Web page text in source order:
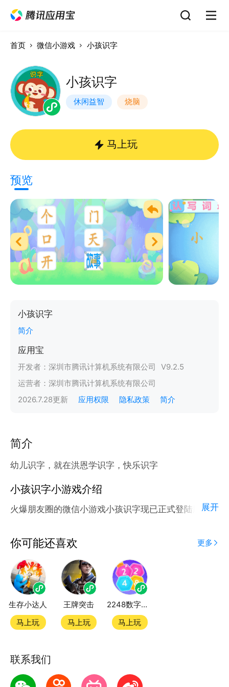
首页 微信小游戏 小孩识字
小孩识字
休闲益智 烧脑
马上玩
预览
小孩识字
简介
应用宝
开发者： 深圳市腾讯计算机系统有限公司 V9.2.5
运营者： 深圳市腾讯计算机系统有限公司
2026.7.28更新 应用权限 隐私政策 简介
简介
幼儿识字，就在洪恩学识字，快乐识字
小孩识字小游戏介绍
火爆朋友圈的微信小游戏小孩识字现已正式登陆腾讯应
应用宝为腾讯官方游戏平台，收录海量正版授权的高热
度精品小游戏。直接搜索或者在小游戏 tab 发现热门
小孩识字小游戏双平台畅玩
官方授权，在电脑上和手机上双端都能直接畅玩微信小
游戏
第一步：点击下载应用宝客户端，第二步：一键登录，
第三步：直接拉起微信小游戏小孩识字畅玩
展开
你可能还喜欢 更多
生存小达人
马上玩
王牌突击
马上玩
2248数字达人
马上玩
联系我们